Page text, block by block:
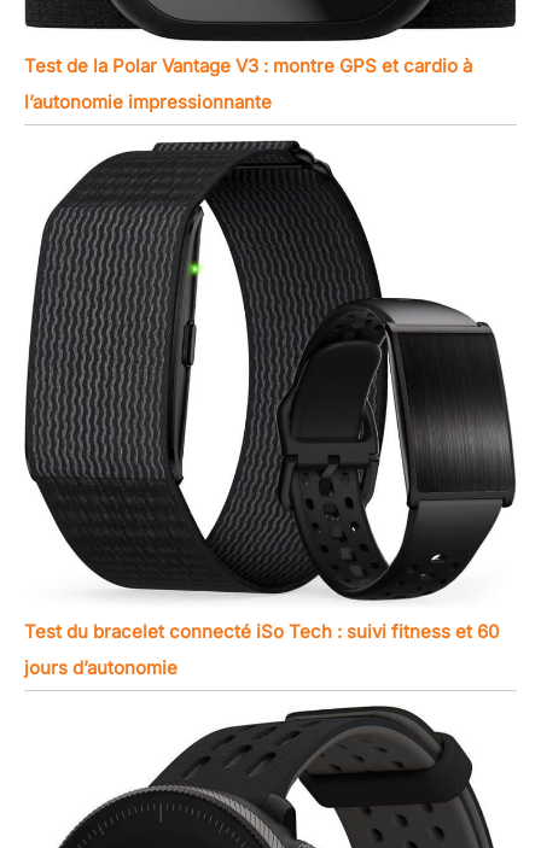
mot de passe, lever la
main pour allumer
l'écran, etc. Plus de 200
peuvent être téléchargés
et commutés en même
temps. Et vous pouvez
choisir votre image
préférée pour en faire un
cadran de montre.
montre connectée
homme pour hommes
peut améliorer votre
confort. 【Emballage du
produit et appareils
compatibles】: LIGE FV6
L'emballage exquis de la
montre intelligente est un
bon choix comme
cadeau. Le paquet
contient 1 * montre
intelligente, un bracelet
en acier, un bracelet en
silicone, des accessoires
et outils d'extension de
connexion de votre
montre, regardez notre
vidéo de connexion.
Cette montre intelligente
est compatible avec les
smartphones Android
Test de la Polar Vantage V3 : montre GPS et cardio à
l’autonomie impressionnante
Test du bracelet connecté iSo Tech : suivi fitness et 60
jours d’autonomie